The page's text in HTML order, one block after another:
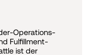
Operations-
Fulfillment-
ist der